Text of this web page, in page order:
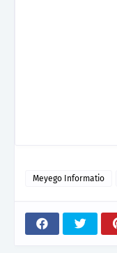
Meyego Informatio